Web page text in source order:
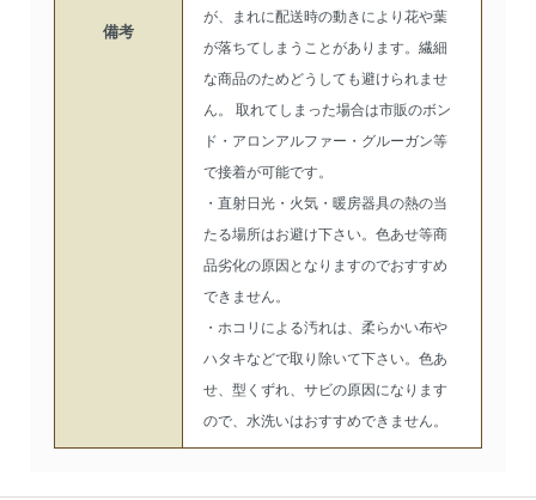
備考
が、まれに配送時の動きにより花や葉
が落ちてしまうことがあります。繊細
な商品のためどうしても避けられませ
ん。 取れてしまった場合は市販のボン
ド・アロンアルファー・グルーガン等
で接着が可能です。
・直射日光・火気・暖房器具の熱の当
たる場所はお避け下さい。色あせ等商
品劣化の原因となりますのでおすすめ
できません。
・ホコリによる汚れは、柔らかい布や
ハタキなどで取り除いて下さい。色あ
せ、型くずれ、サビの原因になります
ので、水洗いはおすすめできません。